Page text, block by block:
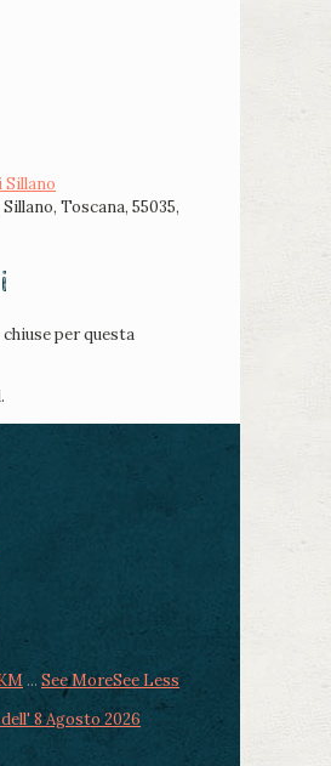
Sillano
Toscana, 55035,
per questa
... See MoreSee Less
8 Agosto 2026